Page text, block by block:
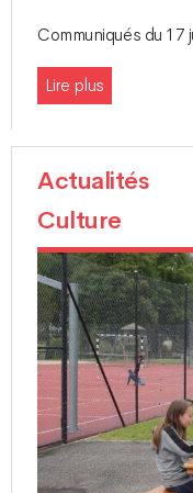
Communiqués du 17
Lire plus
Actualités
Culture